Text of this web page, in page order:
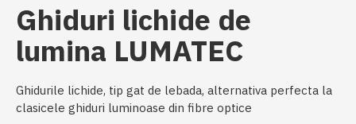
Ghiduri lichide de
lumina LUMATEC
Ghidurile lichide, tip gat de lebada, alternativa perfecta la
clasicele ghiduri luminoase din fibre optice